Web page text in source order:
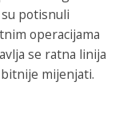
su potisnuli
operacijama
se ratna linija
mijenjati.